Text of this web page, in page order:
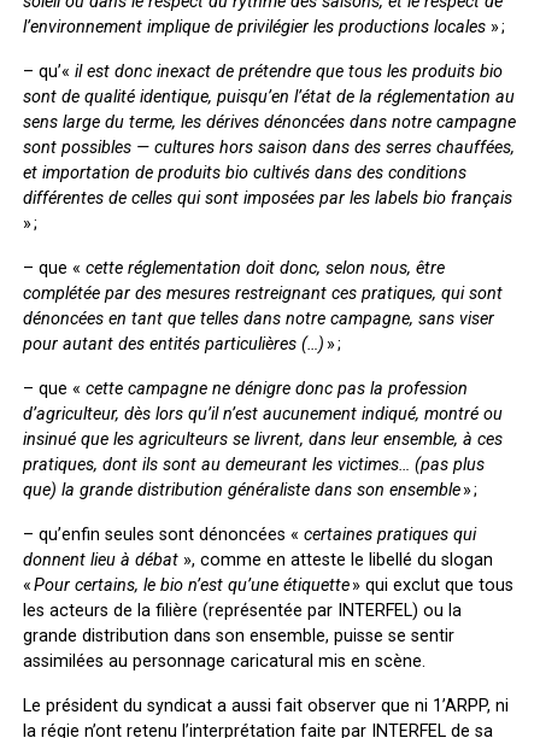
l’environnement implique de privilégier les productions locales » ;
– qu’« il est donc inexact de prétendre que tous les produits bio
sont de qualité identique, puisqu’en l’état de la réglementation au
sens large du terme, les dérives dénoncées dans notre campagne
sont possibles — cultures hors saison dans des serres chauffées,
et importation de produits bio cultivés dans des conditions
différentes de celles qui sont imposées par les labels bio français
» ;
– que « cette réglementation doit donc, selon nous, être
complétée par des mesures restreignant ces pratiques, qui sont
dénoncées en tant que telles dans notre campagne, sans viser
pour autant des entités particulières (…) » ;
– que « cette campagne ne dénigre donc pas la profession
d’agriculteur, dès lors qu’il n’est aucunement indiqué, montré ou
insinué que les agriculteurs se livrent, dans leur ensemble, à ces
pratiques, dont ils sont au demeurant les victimes… (pas plus
que) la grande distribution généraliste dans son ensemble» ;
– qu’enfin seules sont dénoncées « certaines pratiques qui
donnent lieu à débat», comme en atteste le libellé du slogan
«Pour certains, le bio n’est qu’une étiquette» qui exclut que tous
les acteurs de la filière (représentée par INTERFEL) ou la
grande distribution dans son ensemble, puisse se sentir
assimilées au personnage caricatural mis en scène.
Le président du syndicat a aussi fait observer que ni 1’ARPP, ni
la régie n’ont retenu l’interprétation faite par INTERFEL de sa